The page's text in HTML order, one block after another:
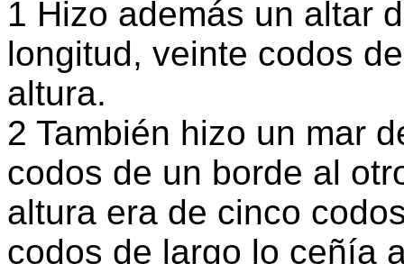
1 Hizo además un altar
longitud, veinte codos
altura.
2 También hizo un mar
codos de un borde al
altura era de cinco
codos de largo lo ceñía